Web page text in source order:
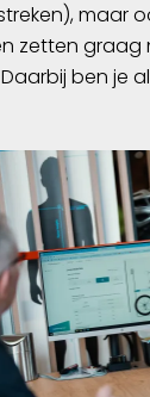
maar
zetten
ben je